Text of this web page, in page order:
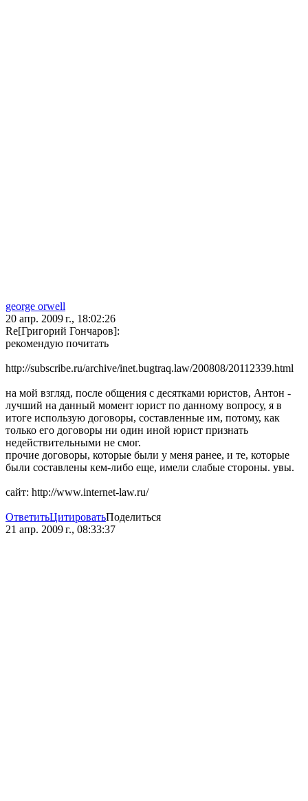
george orwell
20 апр. 2009 г., 18:02:26
Re[Григорий Гончаров]:
рекомендую почитать
http://subscribe.ru/archive/inet.bugtraq.law/200808/20112339.html
на мой взгляд, после общения с десятками юристов, Антон -
лучший на данный момент юрист по данному вопросу, я в
итоге использую договоры, составленные им, потому, как
только его договоры ни один иной юрист признать
недействительными не смог.
прочие договоры, которые были у меня ранее, и те, которые
были составлены кем-либо еще, имели слабые стороны. увы.
сайт: http://www.internet-law.ru/
ОтветитьЦитироватьПоделиться
21 апр. 2009 г., 08:33:37